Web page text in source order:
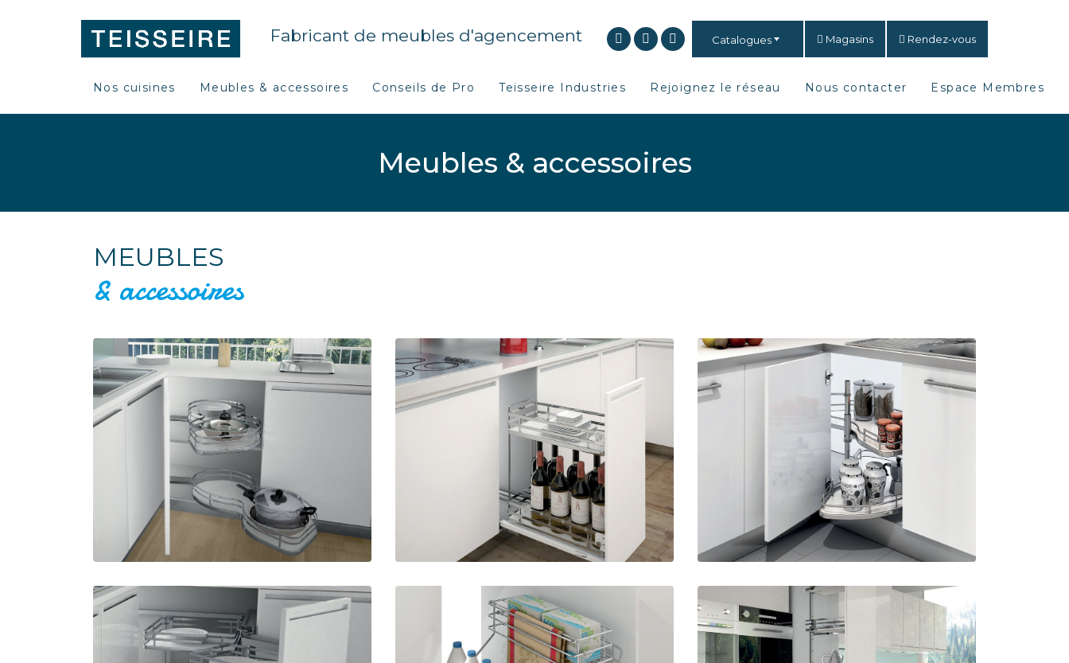
Fabricant de meubles d'agencement Catalogues Magasins Rendez-vous
Nos cuisines Meubles & accessoires Conseils de Pro Teisseire Industries Rejoignez le réseau Nous contacter Espace Membres
Meubles & accessoires
MEUBLES
& accessoires